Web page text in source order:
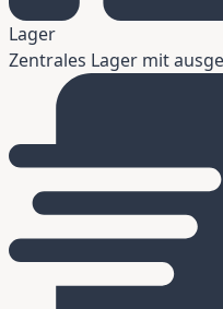
Lager
Zentrales Lager mit